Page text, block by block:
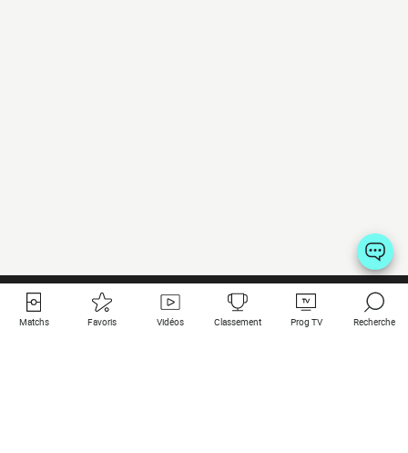
Matchs Favoris Vidéos Classement Prog TV Recherche